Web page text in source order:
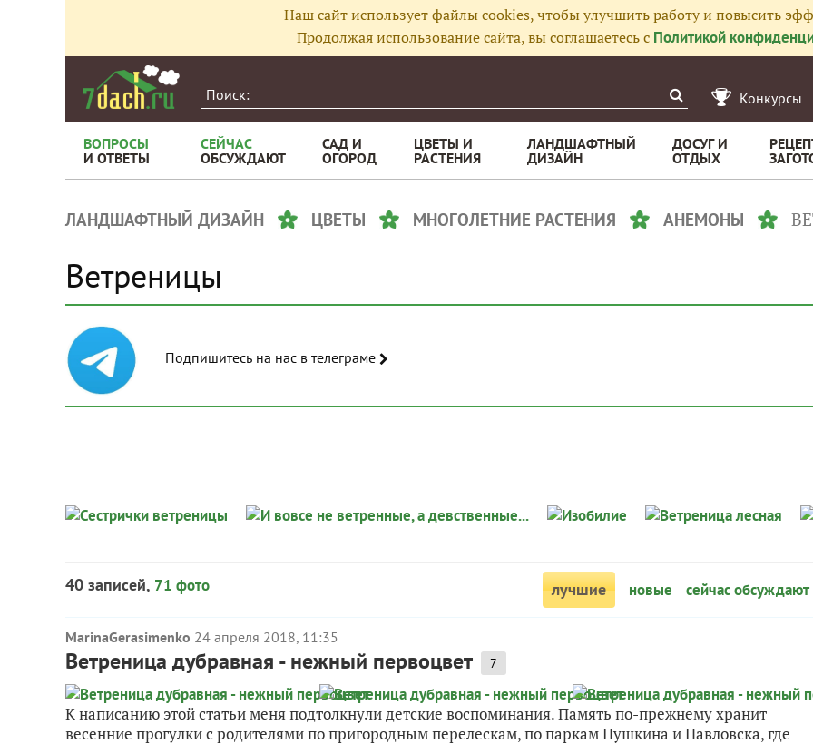
Наш сайт использует файлы cookies, чтобы улучшить работу и повысить
Продолжая использование сайта, вы соглашаетесь с Политикой
Конкурсы
ВОПРОСЫ
И ОТВЕТЫ
СЕЙЧАС
ОБСУЖДАЮТ
САД И
ОГОРОД
ЦВЕТЫ И
РАСТЕНИЯ
ЛАНДШАФТНЫЙ
ДИЗАЙН
ДОСУГ И
ОТДЫХ
ЛАНДШАФТНЫЙ ДИЗАЙН ЦВЕТЫ МНОГОЛЕТНИЕ РАСТЕНИЯ АНЕМОНЫ
Ветреницы
Подпишитесь на нас в телеграме
40 записей, 71 фото лучшие новые сейчас обсуждают
MarinaGerasimenko 24 апреля 2018, 11:35
Ветреница дубравная - нежный первоцвет 7
К написанию этой статьи меня подтолкнули детские воспоминания. Память по-прежнему хранит
весенние прогулки с родителями по пригородным перелескам, по паркам Пушкина и Павловска, где